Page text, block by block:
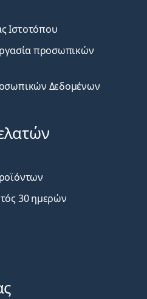
Ιστοτόπου
προσωπικών
Δεδομένων
30 ημερών